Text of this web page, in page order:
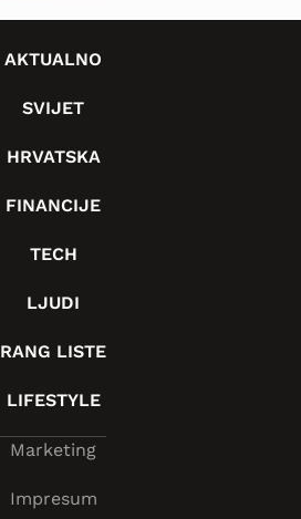
AKTUALNO
SVIJET
HRVATSKA
FINANCIJE
TECH
LJUDI
RANG LISTE
LIFESTYLE
Marketing
Impresum